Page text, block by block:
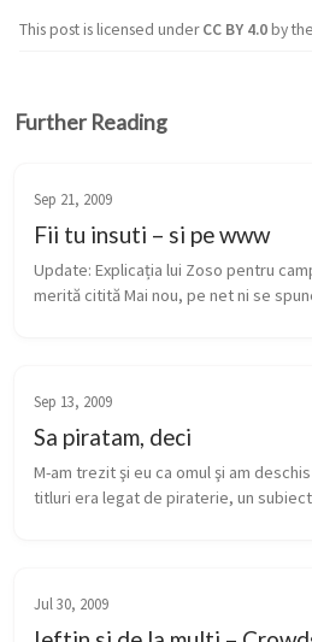
This post is licensed underCC BY 4.0by
Further Reading
Sep 21, 2009
Fii tu insuti – si pe www
Update: Explicația lui Zoso pentru
merită citită Mai nou, pe net ni se
Sep 13, 2009
Sa piratam, deci
M-am trezit şi eu ca omul şi am
titluri era legat de piraterie, un
Jul 30, 2009